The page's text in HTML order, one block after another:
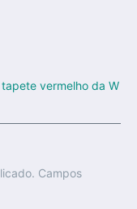
vermelho da W
Campos